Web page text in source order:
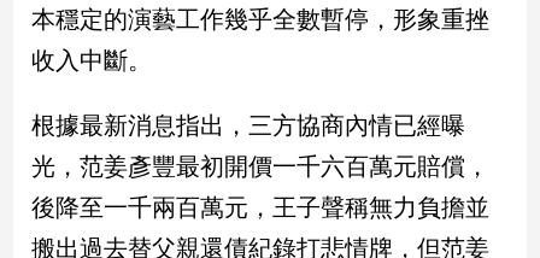
政
治
焦
品
點
民
調
本穩定的演藝工作幾乎全數暫停，形象重挫
收入中斷。
根據最新消息指出，三方協商內情已經曝
光，范姜彥豐最初開價一千六百萬元賠償，
後降至一千兩百萬元，王子聲稱無力負擔並
搬出過去替父親還債紀錄打悲情牌，但范姜